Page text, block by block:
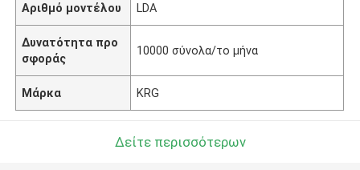
Αριθμό μοντέλου LDA
Δυνατότητα προ
σφοράς
10000 σύνολα/το μήνα
Μάρκα KRG
Δείτε περισσότερων